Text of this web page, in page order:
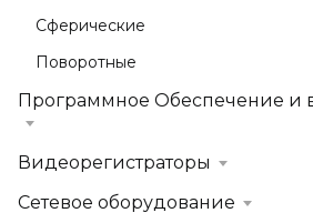
Сферические
Поворотные
Программное Обеспечение и
Видеорегистраторы
Сетевое оборудование